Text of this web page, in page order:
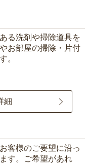
る洗剤や掃除道具を
お部屋の掃除・片付
。
細
客様のご要望に沿っ
す。ご希望があれ